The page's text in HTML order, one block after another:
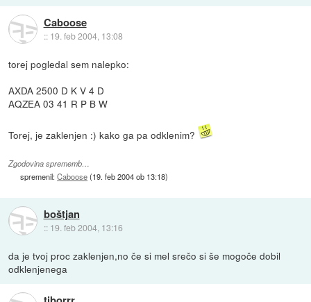
Caboose
:: 19. feb 2004, 13:08
torej pogledal sem nalepko:
AXDA 2500 D K V 4 D
AQZEA 03 41 R P B W
Torej, je zaklenjen :) kako ga pa odklenim?
Zgodovina sprememb…
spremenil:Caboose(19. feb 2004 ob 13:18)
boštjan
:: 19. feb 2004, 13:16
da je tvoj proc zaklenjen,no če si mel srečo si še mogoče dobil
odklenjenega